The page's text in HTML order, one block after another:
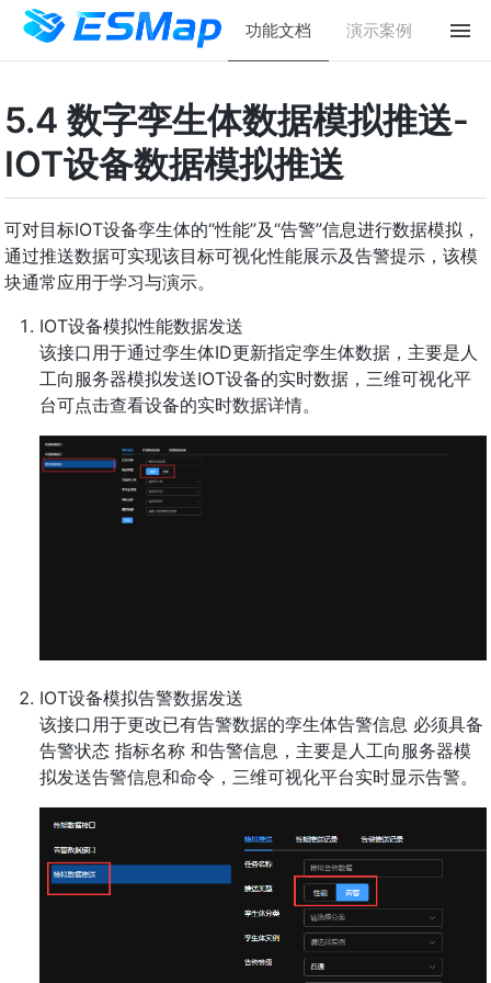
功能文档 演示案例
5.4 数字孪生体数据模拟推送-
IOT设备数据模拟推送
可对目标IOT设备孪生体的“性能”及“告警”信息进行数据模拟，
通过推送数据可实现该目标可视化性能展示及告警提示，该模
块通常应用于学习与演示。
IOT设备模拟性能数据发送
该接口用于通过孪生体ID更新指定孪生体数据，主要是人
工向服务器模拟发送IOT设备的实时数据，三维可视化平
台可点击查看设备的实时数据详情。
IOT设备模拟告警数据发送
该接口用于更改已有告警数据的孪生体告警信息 必须具备
告警状态 指标名称 和告警信息，主要是人工向服务器模
拟发送告警信息和命令，三维可视化平台实时显示告警。